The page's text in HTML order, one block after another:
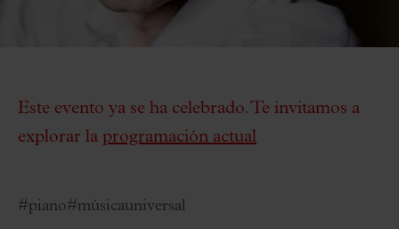
Este evento ya se ha celebrado. Te invitamos a
explorar la programación actual
#piano#músicauniversal